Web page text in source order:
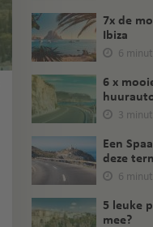
7x de
Ibiza
6
6 x
3
Een
deze
6
5 leuke
mee?